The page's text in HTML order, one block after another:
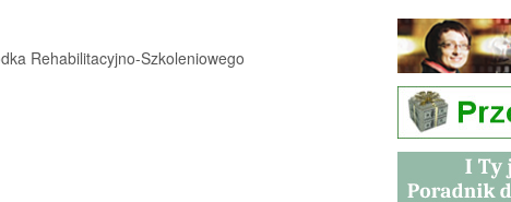
Rehabilitacyjno-Szkoleniowego